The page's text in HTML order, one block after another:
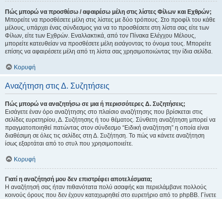
Πώς μπορώ να προσθέσω / αφαιρέσω μέλη στις λίστες Φίλων και Εχθρών;
Μπορείτε να προσθέσετε μέλη στις λίστες με δύο τρόπους. Στο προφίλ του κάθε
μέλους, υπάρχει ένας σύνδεσμος για να το προσθέσετε στη λίστα σας είτε των
Φίλων, είτε των Εχθρών. Εναλλακτικά, από τον Πίνακα Ελέγχου Μέλους,
μπορείτε κατευθείαν να προσθέσετε μέλη εισάγοντας το όνομα τους. Μπορείτε
επίσης να αφαιρέσετε μέλη από τη λίστα σας χρησιμοποιώντας την ίδια σελίδα.
Κορυφή
Αναζήτηση στις Δ. Συζητήσεις
Πώς μπορώ να αναζητήσω σε μια ή περισσότερες Δ. Συζητήσεις;
Εισάγετε έναν όρο αναζήτησης στο πλαίσιο αναζήτησης που βρίσκεται στις
σελίδες ευρετηρίου, Δ. Συζήτησης ή του θέματος. Σύνθετη αναζήτηση μπορεί να
πραγματοποιηθεί πατώντας στον σύνδεσμο “Ειδική αναζήτηση” η οποία είναι
διαθέσιμη σε όλες τις σελίδες στη Δ. Συζήτηση. Το πώς να κάνετε αναζήτηση
ίσως εξαρτάται από το στυλ που χρησιμοποιείτε.
Κορυφή
Γιατί η αναζήτησή μου δεν επιστρέφει αποτελέσματα;
Η αναζήτησή σας ήταν πιθανότατα πολύ ασαφής και περιελάμβανε πολλούς
κοινούς όρους που δεν έχουν καταχωρηθεί στο ευρετήριο από το phpBB. Γίνετε